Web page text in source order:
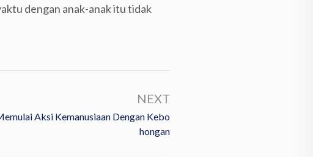
dengan anak-anak itu tidak
NEXT
Aksi Kemanusiaan Dengan Kebo
Hongan